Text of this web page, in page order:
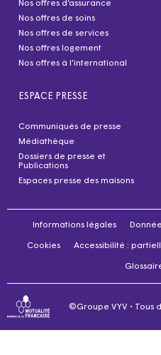
Nos offres d’assurance
Nos offres de soins
Nos offres de services
Nos offres logement
Nos offres à l’international
ESPACE PRESSE
Communiqués de presse
Médiathèque
Dossiers de presse et
Publications
Espaces presse des maisons
Informations légales
Cookies Accessibilité :
©Groupe VYV • Tous